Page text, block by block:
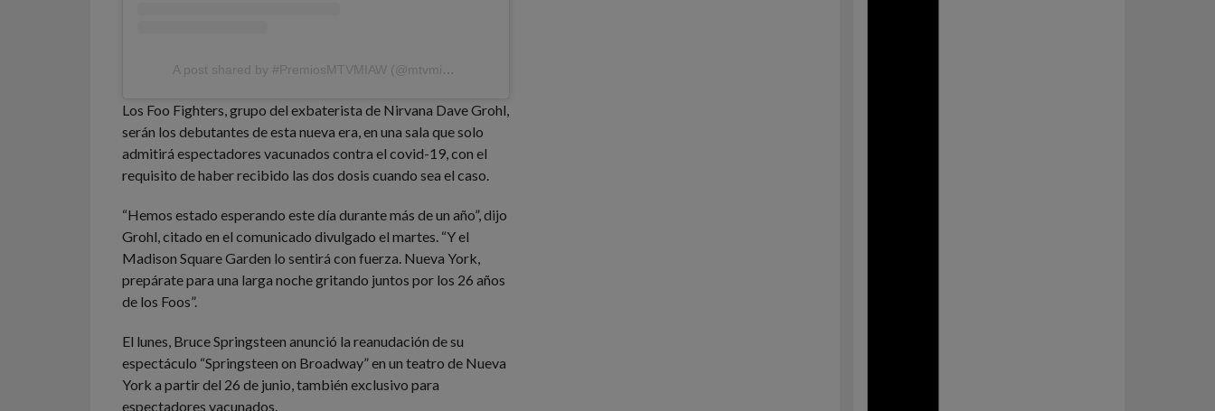
A post shared by #PremiosMTVMIAW (@mtvmiaw)
Los Foo Fighters, grupo del exbaterista de Nirvana Dave Grohl,
serán los debutantes de esta nueva era, en una sala que solo
admitirá espectadores vacunados contra el covid-19, con el
requisito de haber recibido las dos dosis cuando sea el caso.
“Hemos estado esperando este día durante más de un año”, dijo
Grohl, citado en el comunicado divulgado el martes. “Y el
Madison Square Garden lo sentirá con fuerza. Nueva York,
prepárate para una larga noche gritando juntos por los 26 años
de los Foos”.
El lunes, Bruce Springsteen anunció la reanudación de su
espectáculo “Springsteen on Broadway” en un teatro de Nueva
York a partir del 26 de junio, también exclusivo para
espectadores vacunados.